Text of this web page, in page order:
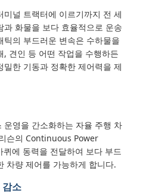
널 트랙터에 이르기까지 전 세
화물을 보다 효율적으로 운송
의 부드러운 변속은 수하물을
견인 등 어떤 작업을 수행하든
한 기동과 정확한 제어력을 제
운영을 간소화하는 자율 주행 차
슨의 Continuous Power
에 동력을 전달하여 보다 부드
차량 제어를 가능하게 합니다.
감소